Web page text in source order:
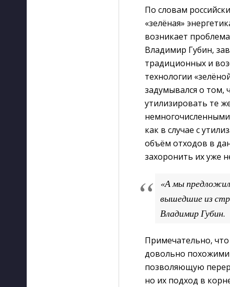
По словам
«зелёная»
возникает
Владимир Губин,
традиционных и
технологии
задумывался о том,
утилизировать те
как в случае с
объём отходов в
захоронить их уже
«А мы
вышедшие из
Владимир Губин.
Примечательно,
довольно похожими
позволяющую
но их подход в